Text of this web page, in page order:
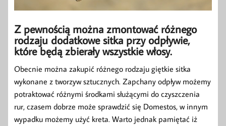
Z pewnością można zmontować różnego
rodzaju dodatkowe sitka przy odpływie,
które będą zbierały wszystkie włosy.
Obecnie można zakupić różnego rodzaju giętkie sitka
wykonane z tworzyw sztucznych. Zapchany odpływ możemy
potraktować różnymi środkami służącymi do czyszczenia
rur, czasem dobrze może sprawdzić się Domestos, w innym
wypadku możemy użyć kreta. Warto jednak pamiętać iż